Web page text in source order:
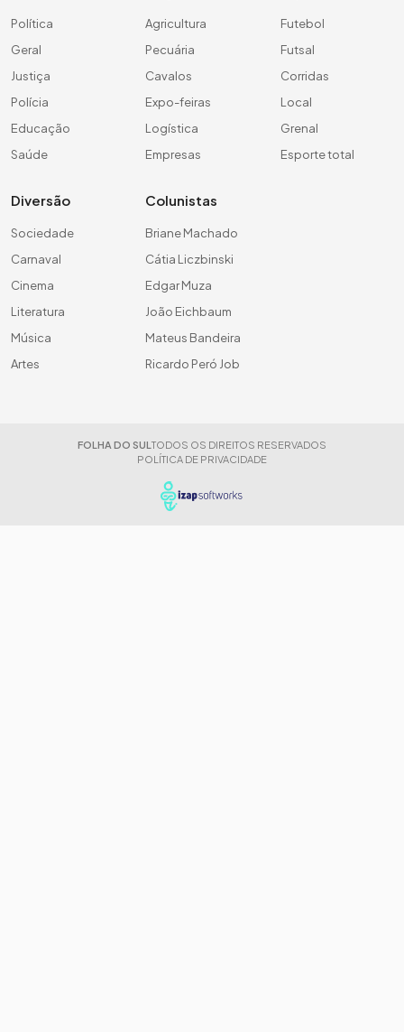
Política
Geral
Justiça
Polícia
Educação
Saúde
Agricultura
Pecuária
Cavalos
Expo-feiras
Logística
Empresas
Futebol
Futsal
Corridas
Local
Grenal
Esporte total
Diversão
Sociedade
Carnaval
Cinema
Literatura
Música
Artes
Colunistas
Briane Machado
Cátia Liczbinski
Edgar Muza
João Eichbaum
Mateus Bandeira
Ricardo Peró Job
FOLHA DO SUL TODOS OS DIREITOS RESERVADOS
POLÍTICA DE PRIVACIDADE